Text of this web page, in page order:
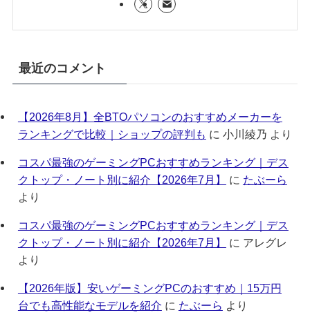
最近のコメント
【2026年8月】全BTOパソコンのおすすめメーカーを
ランキングで比較｜ショップの評判も に 小川綾乃 より
コスパ最強のゲーミングPCおすすめランキング｜デス
クトップ・ノート別に紹介【2026年7月】
に たぶーら
より
コスパ最強のゲーミングPCおすすめランキング｜デス
クトップ・ノート別に紹介【2026年7月】
に アレグレ
より
【2026年版】安いゲーミングPCのおすすめ｜15万円
台でも高性能なモデルを紹介 に たぶーら より